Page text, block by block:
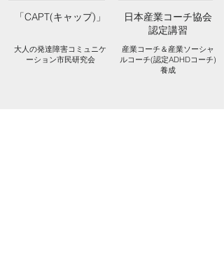
「CAPT(キャップ)」
大人の発達障害コミュニケ
ーション市民研究会
日本​産業コーチ協会
認定講習
​産業コーチ＆産業ソーシャ
ルコーチ(認定ADHDコーチ)
養成